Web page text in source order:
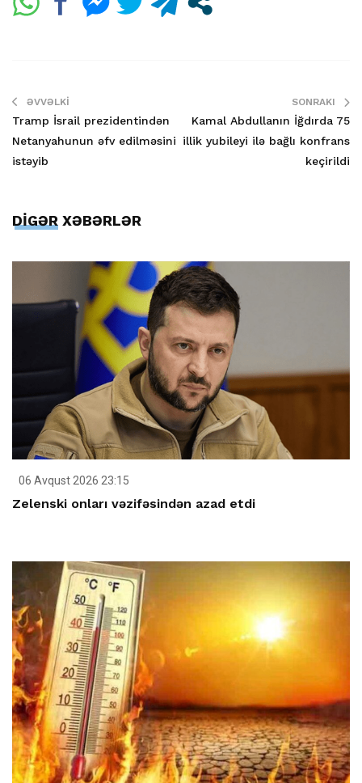
ƏVVƏLKI
Tramp İsrail prezidentindən
Netanyahunun əfv edilməsini
istəyib
SONRAKI
Kamal Abdullanın İğdırda 75
illik yubileyi ilə bağlı konfrans
keçirildi
DİGƏR XƏBƏRLƏR
06 Avqust 2026 23:15
Zelenski onları vəzifəsindən azad etdi